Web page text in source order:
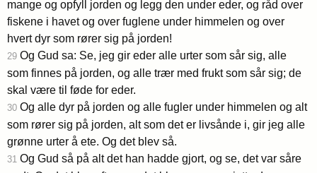
mange og opfyll jorden og legg den under eder, og råd over
fiskene i havet og over fuglene under himmelen og over
hvert dyr som rører sig på jorden!
29 Og Gud sa: Se, jeg gir eder alle urter som sår sig, alle
som finnes på jorden, og alle trær med frukt som sår sig; de
skal være til føde for eder.
30 Og alle dyr på jorden og alle fugler under himmelen og alt
som rører sig på jorden, alt som det er livsånde i, gir jeg alle
grønne urter å ete. Og det blev så.
31 Og Gud så på alt det han hadde gjort, og se, det var såre